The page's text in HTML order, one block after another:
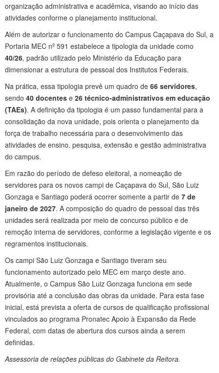
organização administrativa e acadêmica, visando ao início das
atividades conforme o planejamento institucional.
Além de autorizar o funcionamento do Campus Caçapava do Sul, a
Portaria MEC nº 591 estabelece a tipologia da unidade como
40/26, padrão utilizado pelo Ministério da Educação para
dimensionar a estrutura de pessoal dos Institutos Federais.
Na prática, essa tipologia prevê um quadro de 66 servidores,
sendo 40 docentes e 26 técnico-administrativos em educação
(TAEs). A definição da tipologia é um passo fundamental para a
consolidação da nova unidade, pois orienta o planejamento da
força de trabalho necessária para o desenvolvimento das
atividades de ensino, pesquisa, extensão e gestão administrativa
do campus.
Em razão do período de defeso eleitoral, a nomeação de
servidores para os novos campi de Caçapava do Sul, São Luiz
Gonzaga e Santiago poderá ocorrer somente a partir de 7 de
janeiro de 2027. A composição do quadro de pessoal das três
unidades será realizada por meio de concurso público e de
remoção interna de servidores, conforme a legislação vigente e os
regramentos institucionais.
Os campi São Luiz Gonzaga e Santiago tiveram seu
funcionamento autorizado pelo MEC em março deste ano.
Atualmente, o Campus São Luiz Gonzaga funciona em sede
provisória até a conclusão das obras da unidade. Para esta fase
inicial, está prevista a oferta de cursos de qualificação profissional
vinculados ao programa Pronatec Apoio à Expansão da Rede
Federal, com datas de abertura dos cursos ainda a serem
definidas.
Assessoria de relações públicas do Gabinete da Reitora.